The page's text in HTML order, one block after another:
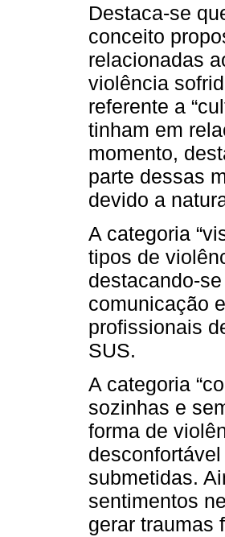
Destaca-se
conceito
relacionadas
violência
referente a
tinham em
momento,
parte dessas
devido a
A categoria
tipos de
destacando-
comunicação
profissionais
SUS.
A categoria
sozinhas e
forma de
submetidas.
sentimentos
gerar traumas